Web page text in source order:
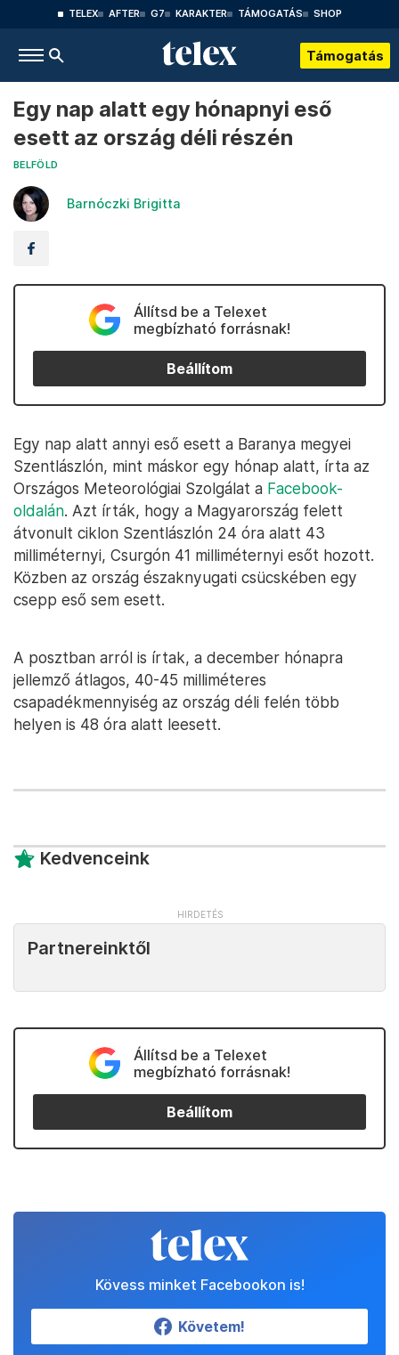
TELEX AFTER G7 KARAKTER TÁMOGATÁS SHOP
Támogatás
Egy nap alatt egy hónapnyi eső
esett az ország déli részén
BELFÖLD
Barnóczki Brigitta
Állítsd be a Telexet
megbízható forrásnak!
Beállítom
Egy nap alatt annyi eső esett a Baranya megyei
Szentlászlón, mint máskor egy hónap alatt, írta az
Országos Meteorológiai Szolgálat a Facebook-
oldalán. Azt írták, hogy a Magyarország felett
átvonult ciklon Szentlászlón 24 óra alatt 43
milliméternyi, Csurgón 41 milliméternyi esőt hozott.
Közben az ország északnyugati csücskében egy
csepp eső sem esett.
A posztban arról is írtak, a december hónapra
jellemző átlagos, 40-45 milliméteres
csapadékmennyiség az ország déli felén több
helyen is 48 óra alatt leesett.
Kedvenceink
Partnereinktől
Állítsd be a Telexet
megbízható forrásnak!
Beállítom
Kövess minket Facebookon is!
Követem!